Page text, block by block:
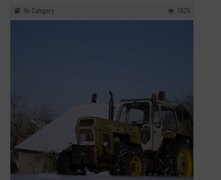
No Category 1026